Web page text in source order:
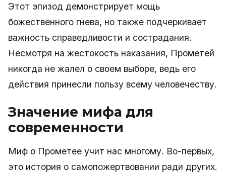
Этот эпизод демонстрирует мощь
божественного гнева, но также подчеркивает
важность справедливости и сострадания.
Несмотря на жестокость наказания, Прометей
никогда не жалел о своем выборе, ведь его
действия принесли пользу всему человечеству.
Значение мифа для
современности
Миф о Прометее учит нас многому. Во-первых,
это история о самопожертвовании ради других.